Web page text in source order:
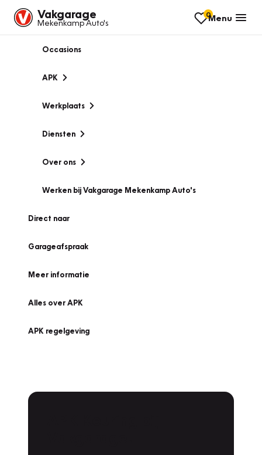
Vakgarage
Mekenkamp Auto's
0Menu
Occasions
APK
Werkplaats
Diensten
Over ons
Werken bij Vakgarage Mekenkamp Auto's
Direct naar
Garageafspraak
Meer informatie
Alles over APK
APK regelgeving